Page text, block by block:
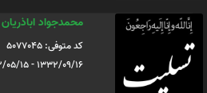
محمدجواد اباذریان
کد متوفی: 5077045
1332/09/16 - 1362/05/15